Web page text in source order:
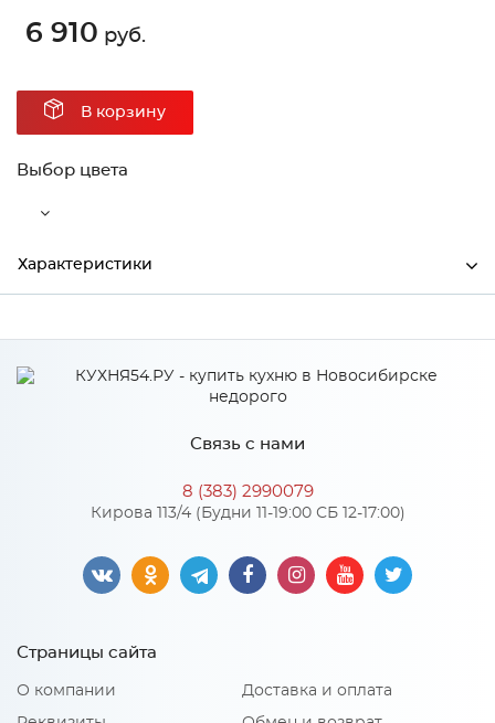
6 910 руб.
В корзину
Выбор цвета
Характеристики
Связь с нами
8 (383) 2990079
Кирова 113/4 (Будни 11-19:00 СБ 12-17:00)
Страницы сайта
О компании Доставка и оплата